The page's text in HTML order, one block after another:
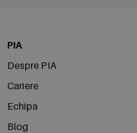
PIA
Despre PIA
Cariere
Echipa
Blog